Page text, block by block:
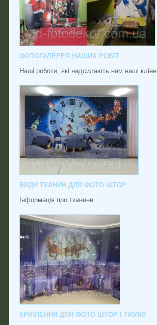
ФОТОГАЛЕРЕЯ НАШИХ РОБІТ
Наші роботи, які надсилають нам наші
ВИДИ ТКАНИН ДЛЯ ФОТО ШТОР
Інформація про тканини
КРІПЛЕННЯ ДЛЯ ФОТО ШТОР І ТЮЛЮ